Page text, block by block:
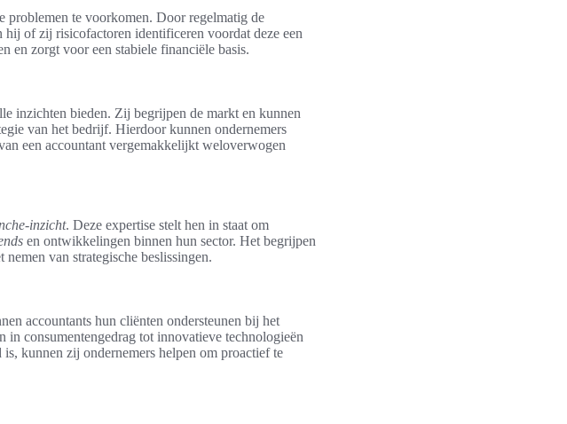
problemen te voorkomen. Door regelmatig de
of zij risicofactoren identificeren voordat deze een
en zorgt voor een stabiele financiële basis.
inzichten bieden. Zij begrijpen de markt en kunnen
van het bedrijf. Hierdoor kunnen ondernemers
een accountant vergemakkelijkt weloverwogen
inzicht. Deze expertise stelt hen in staat om
en ontwikkelingen binnen hun sector. Het begrijpen
van strategische beslissingen.
accountants hun cliënten ondersteunen bij het
consumentengedrag tot innovatieve technologieën
kunnen zij ondernemers helpen om proactief te